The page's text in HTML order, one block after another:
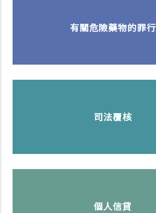
有關危險藥物的罪行
司法覆核
個人信貸